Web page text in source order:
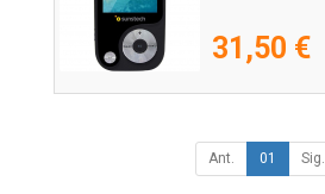
31,50 €
Ant. 01 Sig.